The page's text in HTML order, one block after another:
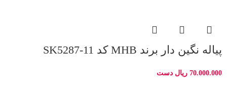
پیاله نگین دار برند MHB کد SK5287-11
70.000.000 ریال دست